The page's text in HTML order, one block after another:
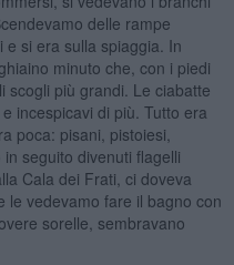
delle rampe
si era sulla spiaggia. In
minuto che, con i piedi
scogli più grandi. Le ciabatte
incespicavi di più. Tutto era
poca: pisani, pistoiesi,
seguito divenuti flagelli
Cala dei Frati, ci doveva
le vedevamo fare il bagno con
sorelle, sembravano